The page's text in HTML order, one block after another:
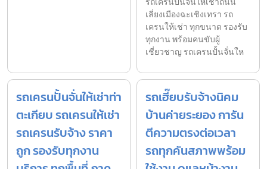
เลี่ยงเมืองฉะเชิงเทรา รถ
เครนให้เช่า ทุกขนาด รองรับ
ทุกงาน พร้อมคนขับผู้
เชี่ยวชาญ รถเครนปั้นจั่นให
รถเครนปั้นจั่นให้เช่าท่า
ตะเกียบ รถเครนให้เช่า
รถเครนรับจ้าง ราคา
ถูก รองรับทุกงาน
รถเฮี๊ยบรับจ้างนิคม
บ้านค่ายระยอง การัน
ตีความตรงต่อเวลา
รถทุกคันสภาพพร้อม